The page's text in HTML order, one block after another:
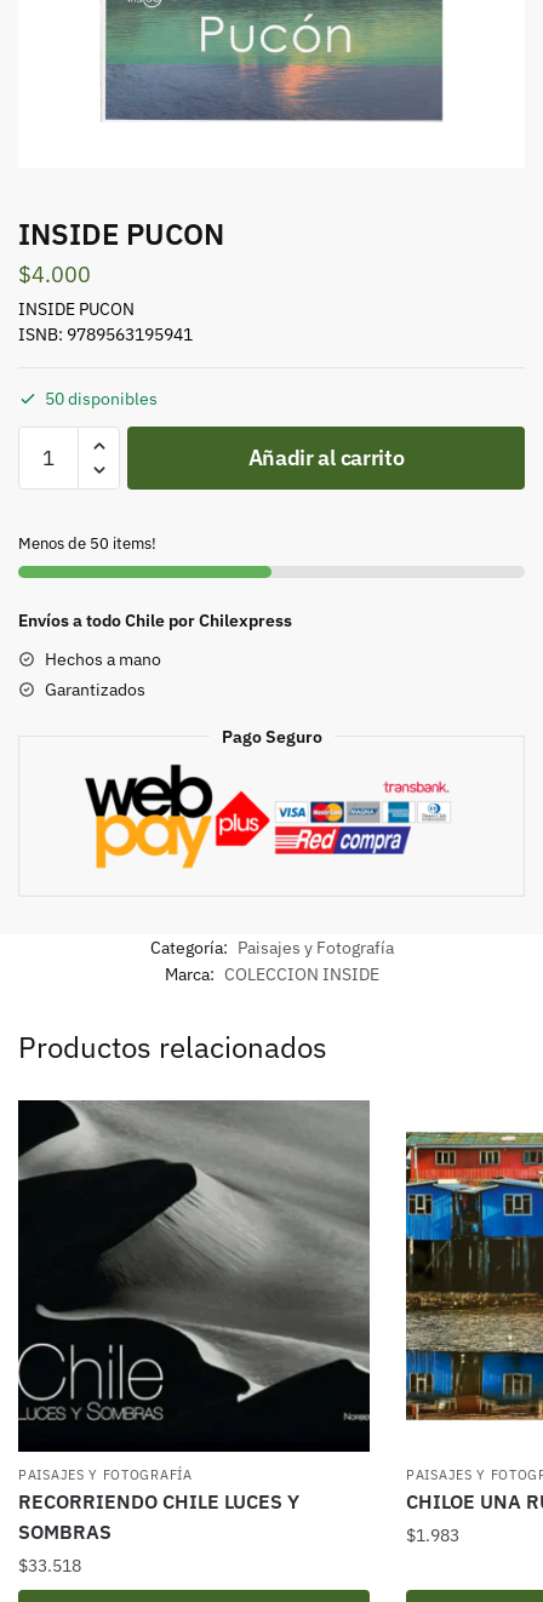
INSIDE PUCON
$4.000
INSIDE PUCON
ISNB: 9789563195941
50 disponibles
PUCON
Añadir al carrito
Menos de 50 items!
Envíos a todo Chile por Chilexpress
Hechos a mano
Garantizados
Pago Seguro
Categoría: Paisajes y Fotografía
Marca: COLECCION INSIDE
Productos relacionados
PAISAJES Y FOTOGRAFÍA
RECORRIENDO CHILE LUCES Y
SOMBRAS
$33.518
PAISAJES Y
CHILOE UNA
$1.983